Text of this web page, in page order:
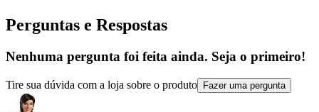
Perguntas e Respostas
Nenhuma pergunta foi feita ainda. Seja o primeiro!
Tire sua dúvida com a loja sobre o produto Fazer uma pergunta